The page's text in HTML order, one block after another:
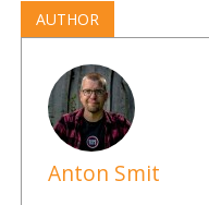
AUTHOR
Anton Smit